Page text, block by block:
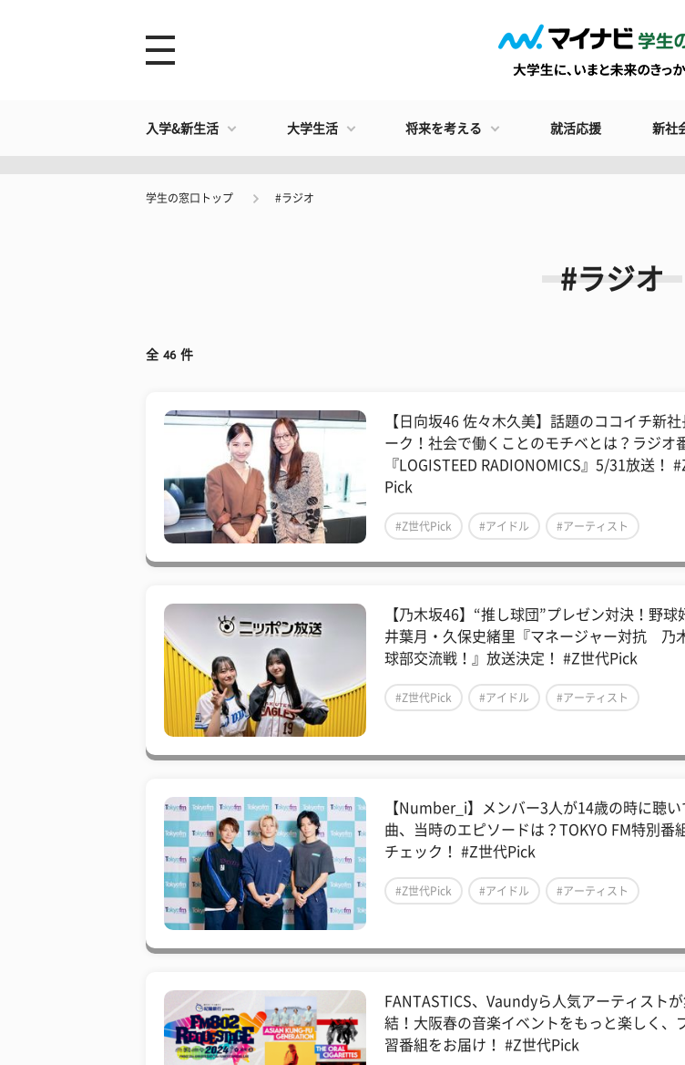
入学&新生活 大学生活 将来を考える 就活応援 新社
学生の窓口トップ #ラジオ
#ラジオ
全 46 件
【日向坂46 佐々木久美】話題のココイチ新社
ーク！社会で働くことのモチベとは？ラジオ
『LOGISTEED RADIONOMICS』5/31放送！
Pick
#Z世代Pick #アイドル #アーティスト
【乃木坂46】“推し球団”プレゼン対決！野球
井葉月・久保史緒里『マネージャー対抗 乃
球部交流戦！』放送決定！ #Z世代Pick
#Z世代Pick #アイドル #アーティスト
【Number_i】メンバー3人が14歳の時に聴い
曲、当時のエピソードは？TOKYO FM特別番
チェック！ #Z世代Pick
#Z世代Pick #アイドル #アーティスト
FANTASTICS、Vaundyら人気アーティストが
結！大阪春の音楽イベントをもっと楽しく、
習番組をお届け！ #Z世代Pick